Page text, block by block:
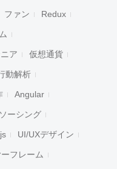
ファン Redux
ア 仮想通貨
動解析
Angular
ーシング
UI/UXデザイン
フレーム